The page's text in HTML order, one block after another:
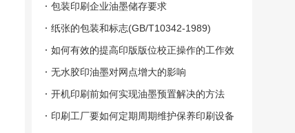
包装印刷企业油墨储存要求
纸张的包装和标志(GB/T10342-1989)
如何有效的提高印版版位校正操作的工作效
率
无水胶印油墨对网点增大的影响
开机印刷前如何实现油墨预置解决的方法
印刷工厂要如何定期周期维护保养印刷设备